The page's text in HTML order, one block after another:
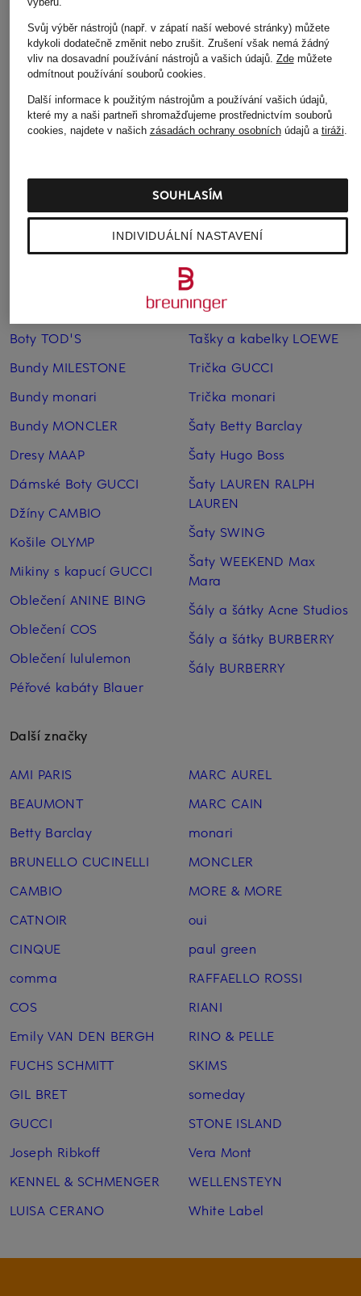
3 040 Kč
Další kategorie
Boty DOLCE & GABBANA
Boty GOLDEN GOOSE
Boty TOD'S
Bundy MILESTONE
Bundy monari
Bundy MONCLER
Dresy MAAP
Dámské Boty GUCCI
Džíny CAMBIO
Košile OLYMP
Mikiny s kapucí GUCCI
Oblečení ANINE BING
Oblečení COS
Oblečení lululemon
Péřové kabáty Blauer
Sluneční brýle CELINE
Sluneční brýle CHANEL
Svetry AMI PARIS
Svetry monari
Tašky a kabelky LOEWE
Trička GUCCI
Trička monari
Šaty Betty Barclay
Šaty Hugo Boss
Šaty LAUREN RALPH
LAUREN
Šaty SWING
Šaty WEEKEND Max
Mara
Šály a šátky Acne Studios
Šály a šátky BURBERRY
Šály BURBERRY
Další značky
AMI PARIS
BEAUMONT
Betty Barclay
BRUNELLO CUCINELLI
CAMBIO
CATNOIR
CINQUE
comma
COS
Emily VAN DEN BERGH
FUCHS SCHMITT
GIL BRET
GUCCI
Joseph Ribkoff
KENNEL & SCHMENGER
LUISA CERANO
MARC AUREL
MARC CAIN
monari
MONCLER
MORE & MORE
oui
paul green
RAFFAELLO ROSSI
RIANI
RINO & PELLE
SKIMS
someday
STONE ISLAND
Vera Mont
WELLENSTEYN
White Label
Svůj výběr nástrojů (např. v zápatí naší webové stránky) můžete
kdykoli dodatečně změnit nebo zrušit. Zrušení však nemá žádný
vliv na dosavadní používání nástrojů a vašich údajů. Zdemůžete
odmítnout používání souborů cookies.
Další informace k použitým nástrojům a používání vašich údajů,
které my a naši partneři shromažďujeme prostřednictvím souborů
cookies, najdete v našich zásadách ochrany osobníchúdajů a tiráži.
INDIVIDUÁLNÍ NASTAVENÍ
SOUHLASÍM